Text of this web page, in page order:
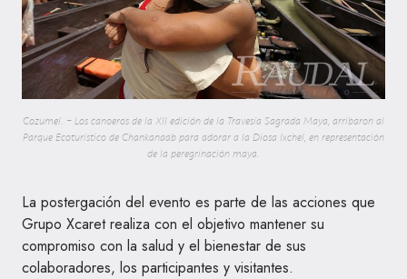
Cozumel. – Los canoeros de la XII edición de la Travesía Sagrada Maya, arribaron al
Parque Ecoturístico de Chankanaab para adorar a la Diosa Ixchel, en representación
de la peregrinación maya.
La postergación del evento es parte de las acciones que
Grupo Xcaret realiza con el objetivo mantener su
compromiso con la salud y el bienestar de sus
colaboradores, los participantes y visitantes.